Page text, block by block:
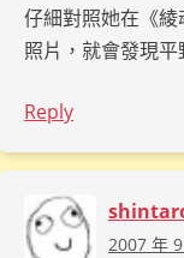
仔細對照她在《
照片，就會發現
Reply
2007 年